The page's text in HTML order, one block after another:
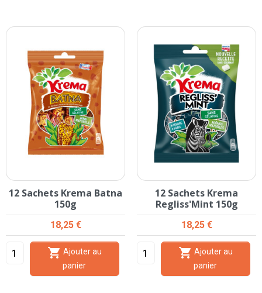
12 Sachets Krema Batna
150g
Prix
18,25 €

panier
12 Sachets Krema
Regliss'Mint 150g
Prix
18,25 €

panier